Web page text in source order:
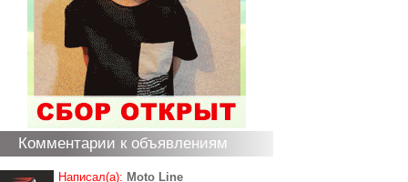
Комментарии к объявлениям
Написал(а): Moto Line